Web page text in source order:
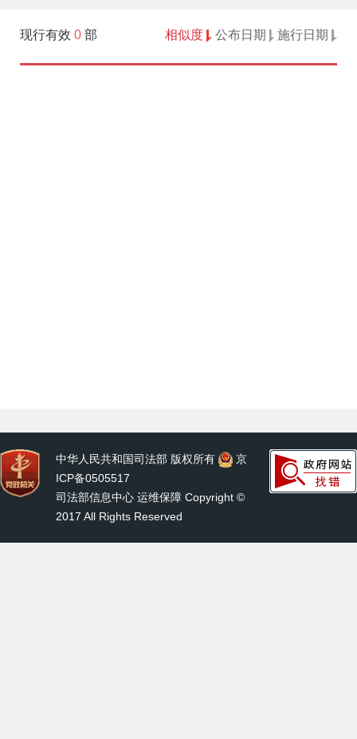
现行有效 0 部 相似度 公布日期 施行日期
中华人民共和国司法部 版权所有
京
ICP备0505517
司法部信息中心 运维保障 Copyright ©
2017 All Rights Reserved